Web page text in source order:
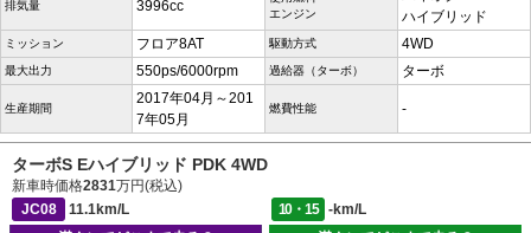
排気量 3996cc
エンジン
ハイブリッド
ミッション フロア8AT 駆動方式 4WD
最大出力 550ps/6000rpm 過給器（ターボ） ターボ
生産期間
2017年04月～201
7年05月
燃費性能 -
ターボS Eハイブリッド PDK 4WD
新車時価格2831万円(税込)
JC08
11.1km/L 10・15
-km/L